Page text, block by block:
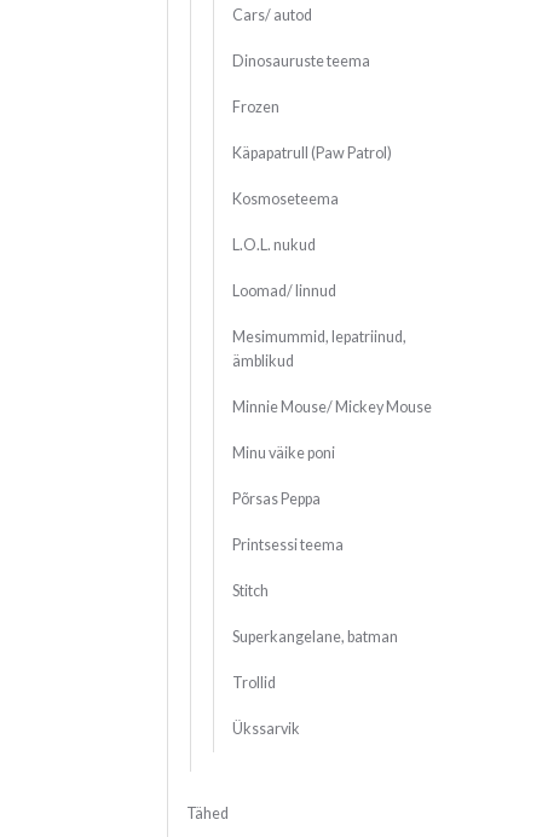
Cars/ autod
Dinosauruste teema
Frozen
Käpapatrull (Paw Patrol)
Kosmoseteema
L.O.L. nukud
Loomad/ linnud
Mesimummid, lepatriinud,
ämblikud
Minnie Mouse/ Mickey Mouse
Minu väike poni
Põrsas Peppa
Printsessi teema
Stitch
Superkangelane, batman
Trollid
Ükssarvik
Tähed